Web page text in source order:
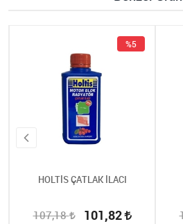
HOLTİS ÇATLAK İLACI
107,18 101,82
%5